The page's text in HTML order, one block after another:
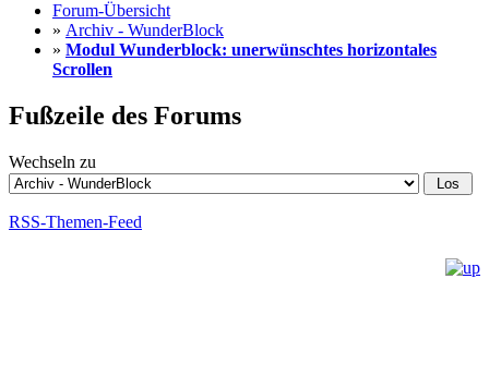
Forum-Übersicht
» Archiv - WunderBlock
» Modul Wunderblock: unerwünschtes horizontales
Scrollen
Fußzeile des Forums
Wechseln zu
RSS-Themen-Feed